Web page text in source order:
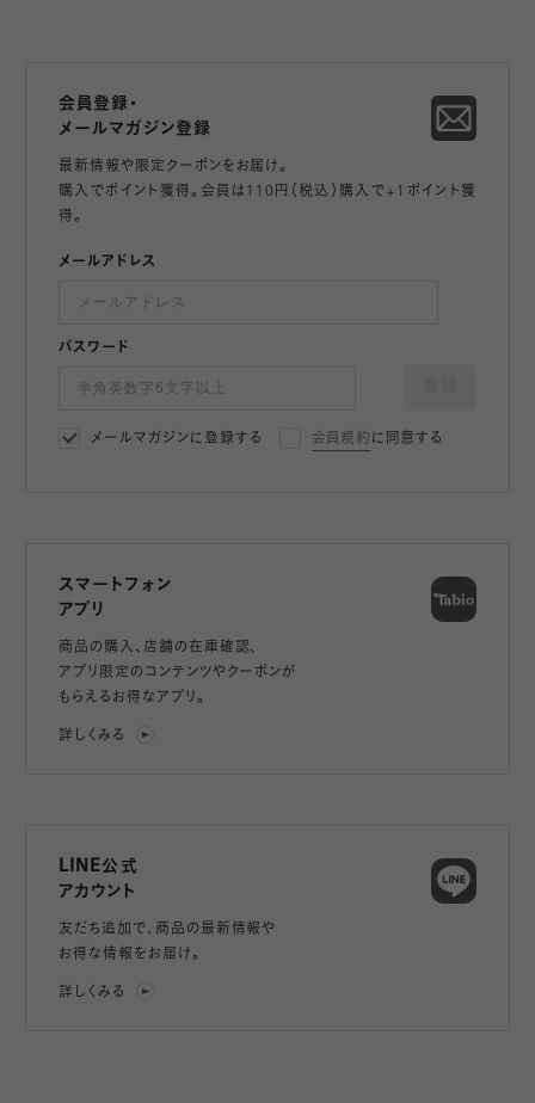
会員登録・
メールマガジン登録
最新情報や限定クーポンをお届け。
購入でポイント獲得。会員は110円（税込）購入で+1ポイント獲
得。
メールアドレス
パスワード
メールマガジンに登録する 会員規約 に同意する
スマートフォン
アプリ
商品の購入、店舗の在庫確認、
アプリ限定のコンテンツやクーポンが
もらえるお得なアプリ。
詳しくみる
LINE公式
アカウント
友だち追加で、 商品の最新情報や
お得な情報をお届け。
詳しくみる